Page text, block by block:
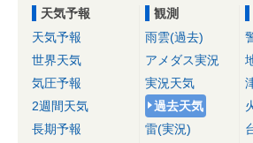
天気予報
天気予報
世界天気
気圧予報
2週間天気
長期予報
観測
雨雲(過去)
アメダス実況
実況天気
過去天気
雷(実況)